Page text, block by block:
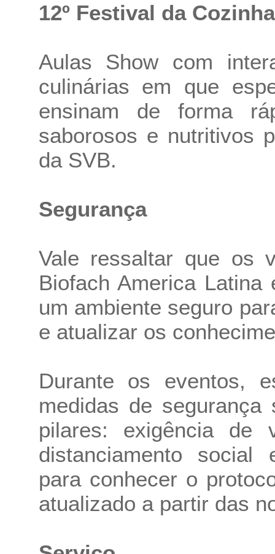
12º Festival da
Aulas Show com
culinárias em que
ensinam de forma
saborosos e nutritivos
da SVB.
Segurança
Vale ressaltar que os
Biofach America
um ambiente seguro
e atualizar os
Durante os eventos,
medidas de segurança
pilares: exigência de
distanciamento social
para conhecer o
atualizado a partir das